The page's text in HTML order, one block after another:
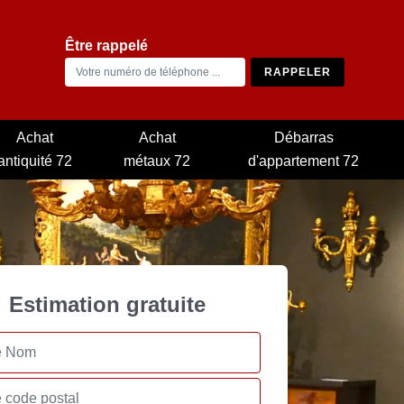
Être rappelé
Achat
72
Achat
métaux 72
Débarras
d'appartement 72
Estimation gratuite